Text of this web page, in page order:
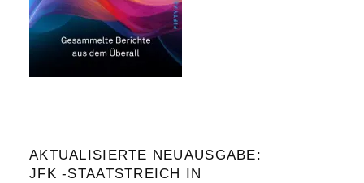
AKTUALISIERTE NEUAUSGABE:
JFK -STAATSTREICH IN